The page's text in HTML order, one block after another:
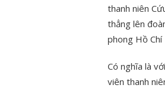
thanh niên
thẳng lên
phong Hồ
Có nghĩa là
viên thanh